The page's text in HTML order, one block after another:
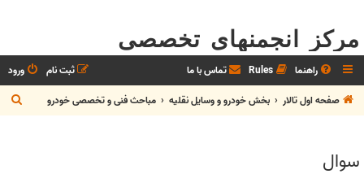
مرکز انجمنهای تخصصی
راهنما Rules تماس با ما ورود
ثبت نام
صفحه اول تالار
بخش خودرو و وسايل نقليه مباحث فنی و تخصصی خودرو
س
سوال